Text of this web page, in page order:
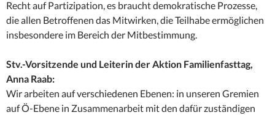
Recht auf Partizipation, es braucht demokratische Prozesse,
die allen Betroffenen das Mitwirken, die Teilhabe ermöglichen
insbesondere im Bereich der Mitbestimmung.
Stv.-Vorsitzende und Leiterin der Aktion Familienfasttag,
Anna Raab:
Wir arbeiten auf verschiedenen Ebenen: in unseren Gremien
auf Ö-Ebene in Zusammenarbeit mit den dafür zuständigen